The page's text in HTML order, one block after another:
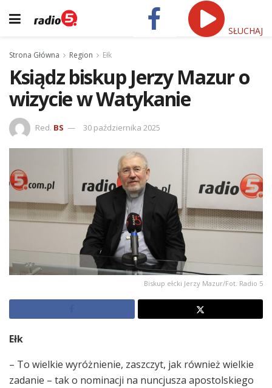
SŁUCHAJ
Strona Główna Region Ełk
Ksiądz biskup Jerzy Mazur o
wizycie w Watykanie
Red. BS 30 października 2025
Biskup ełcki Jerzy Mazur/Fot. Radio 5
Ełk
– To wielkie wyróżnienie, zaszczyt, jak również wielkie
zadanie – tak o nominacji na nuncjusza apostolskiego